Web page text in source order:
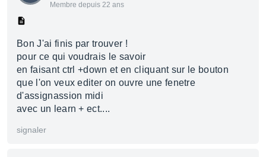
Membre depuis 22 ans
Bon J'ai finis par trouver !
pour ce qui voudrais le savoir
en faisant ctrl +down et en cliquant sur le bouton
que l'on veux editer on ouvre une fenetre
d'assignassion midi
avec un learn + ect....
signaler